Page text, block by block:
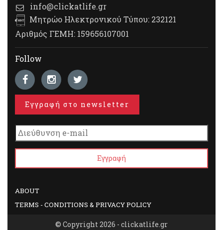
info@clickatlife.gr
Μητρώο Ηλεκτρονικού Τύπου: 232121
Αριθμός ΓΕΜΗ: 159656107001
Follow
Εγγραφή στο newsletter
ABOUT
TERMS - CONDITIONS & PRIVACY POLICY
© Copyright 2026 - clickatlife.gr